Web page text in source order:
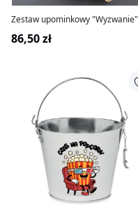
Zestaw upominkowy "Wyzwanie"
86,50 zł